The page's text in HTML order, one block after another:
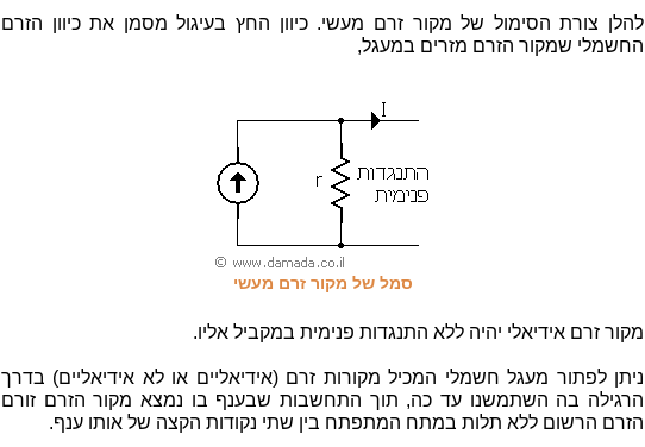
להלן צורת הסימול של מקור זרם מעשי. כיוון החץ בעיגול מסמן את כיוון הזרם
החשמלי שמקור הזרם מזרים במעגל,
סמל של מקור זרם מעשי
מקור זרם אידיאלי יהיה ללא התנגדות פנימית במקביל אליו.
ניתן לפתור מעגל חשמלי המכיל מקורות זרם (אידיאליים או לא אידיאליים) בדרך
הרגילה בה השתמשנו עד כה, תוך התחשבות שבענף בו נמצא מקור הזרם זורם
הזרם הרשום ללא תלות במתח המתפתח בין שתי נקודות הקצה של אותו ענף.